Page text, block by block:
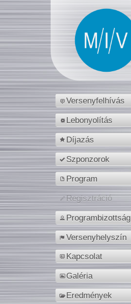
Versenyfelhívás
Lebonyolítás
Díjazás
Szponzorok
Program
Regisztráció
Programbizottság
Versenyhelyszín
Kapcsolat
Galéria
Eredmények